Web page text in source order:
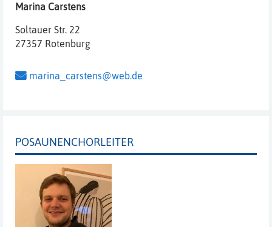
Marina Carstens
Soltauer Str. 22
27357 Rotenburg
marina_carstens@web.de
POSAUNENCHORLEITER